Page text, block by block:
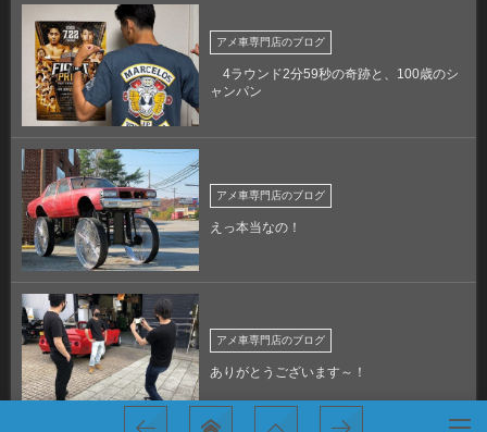
アメ車専門店のブログ
4ラウンド2分59秒の奇跡と、100歳のシ
ャンパン
アメ車専門店のブログ
えっ本当なの！
アメ車専門店のブログ
ありがとうございます～！